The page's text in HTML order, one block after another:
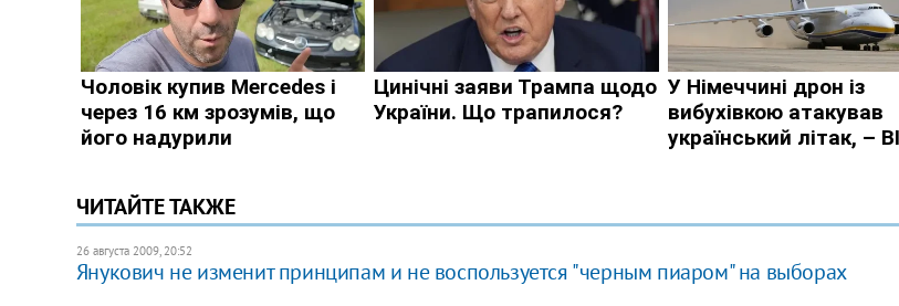
ЧИТАЙТЕ ТАКЖЕ
26 августа 2009, 20:52
Янукович не изменит принципам и не воспользуется "черным пиаром" на выборах